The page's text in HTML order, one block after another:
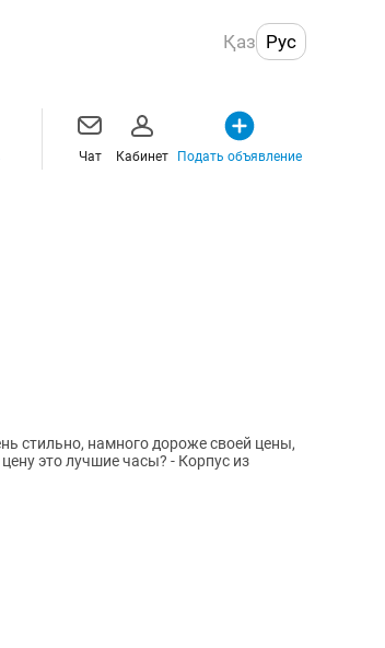
Қаз Рус
Чат Кабинет Подать объявление